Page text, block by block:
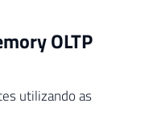
OLTP
utilizando as